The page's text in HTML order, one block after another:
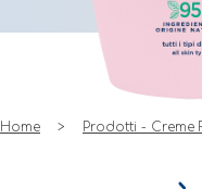
Home Prodotti - Creme